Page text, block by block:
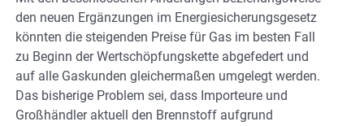
den neuen Ergänzungen im Energiesicherungsgesetz
könnten die steigenden Preise für Gas im besten Fall
zu Beginn der Wertschöpfungskette abgefedert und
auf alle Gaskunden gleichermaßen umgelegt werden.
Das bisherige Problem sei, dass Importeure und
Großhändler aktuell den Brennstoff aufgrund